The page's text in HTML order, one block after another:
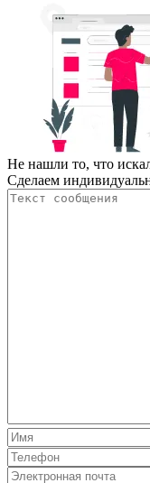
Не нашли то, что
Сделаем